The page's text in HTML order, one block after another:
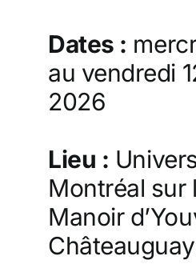
Dates :
au vendredi
2026
Lieu :
Montréal sur
Manoir